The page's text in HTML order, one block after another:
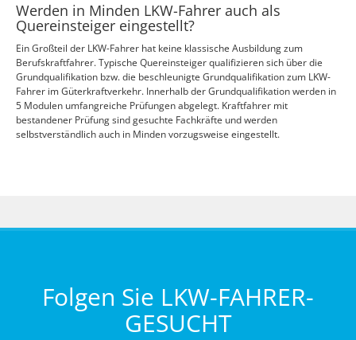
Werden in Minden LKW-Fahrer auch als
Quereinsteiger eingestellt?
Ein Großteil der LKW-Fahrer hat keine klassische Ausbildung zum
Berufskraftfahrer. Typische Quereinsteiger qualifizieren sich über die
Grundqualifikation bzw. die beschleunigte Grundqualifikation zum LKW-
Fahrer im Güterkraftverkehr. Innerhalb der Grundqualifikation werden in
5 Modulen umfangreiche Prüfungen abgelegt. Kraftfahrer mit
bestandener Prüfung sind gesuchte Fachkräfte und werden
selbstverständlich auch in Minden vorzugsweise eingestellt.
Folgen Sie LKW-FAHRER-
GESUCHT